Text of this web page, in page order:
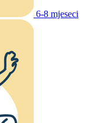
6-8 mjeseci